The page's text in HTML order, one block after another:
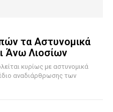
τα Αστυνομικά
Άνω Λιοσίων
κυρίως με αστυνομικά
αναδιάρθρωσης των